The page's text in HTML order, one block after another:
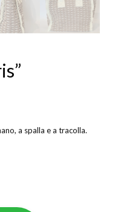
a spalla e a tracolla.